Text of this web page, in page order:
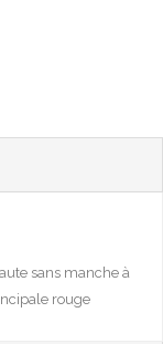
sans manche à
rouge